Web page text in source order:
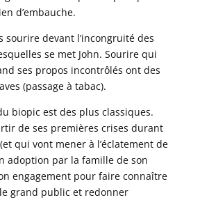
d’embauche.
sourire devant l’incongruité des
se met John. Sourire qui
ses propos incontrôlés ont des
(passage à tabac).
biopic est des plus classiques.
de ses premières crises durant
qui vont mener à l’éclatement de
adoption par la famille de son
engagement pour faire connaître
grand public et redonner